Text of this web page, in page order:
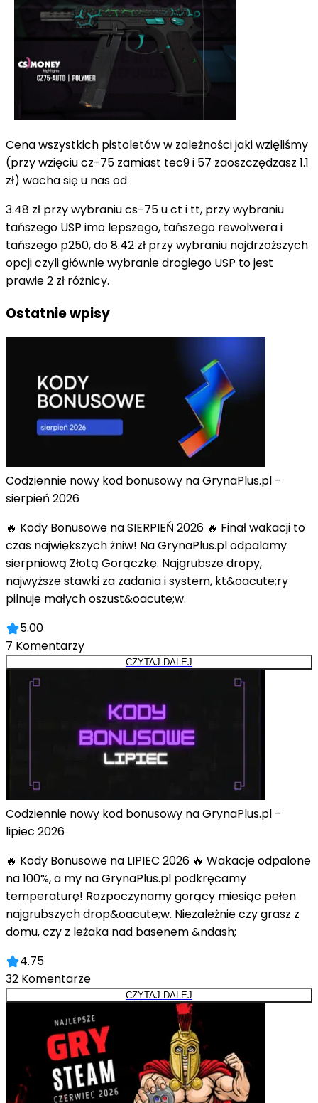
Cena wszystkich pistoletów w zależności jaki wzięliśmy
(przy wzięciu cz-75 zamiast tec9 i 57 zaoszczędzasz 1.1
zł) wacha się u nas od
3.48 zł przy wybraniu cs-75 u ct i tt, przy wybraniu
tańszego USP imo lepszego, tańszego rewolwera i
tańszego p250, do 8.42 zł przy wybraniu najdrzoższych
opcji czyli głównie wybranie drogiego USP to jest
prawie 2 zł różnicy.
Ostatnie wpisy
Codziennie nowy kod bonusowy na GrynaPlus.pl -
sierpień 2026
🔥 Kody Bonusowe na SIERPIEŃ 2026 🔥 Finał wakacji to
czas największych żniw! Na GrynaPlus.pl odpalamy
sierpniową Złotą Gorączkę. Najgrubsze dropy,
najwyższe stawki za zadania i system, kt&oacute;ry
pilnuje małych oszust&oacute;w.
5.00
7 Komentarzy
CZYTAJ DALEJ
Codziennie nowy kod bonusowy na GrynaPlus.pl -
lipiec 2026
🔥 Kody Bonusowe na LIPIEC 2026 🔥 Wakacje odpalone
na 100%, a my na GrynaPlus.pl podkręcamy
temperaturę! Rozpoczynamy gorący miesiąc pełen
najgrubszych drop&oacute;w. Niezależnie czy grasz z
domu, czy z leżaka nad basenem &ndash;
4.75
32 Komentarze
CZYTAJ DALEJ